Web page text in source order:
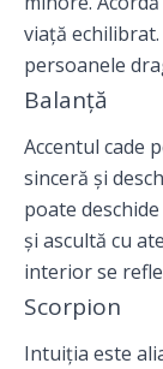
viață
persoanele
Balanță
Accentul cade
sinceră și
poate
și ascultă cu
interior se
Scorpion
Intuiția este